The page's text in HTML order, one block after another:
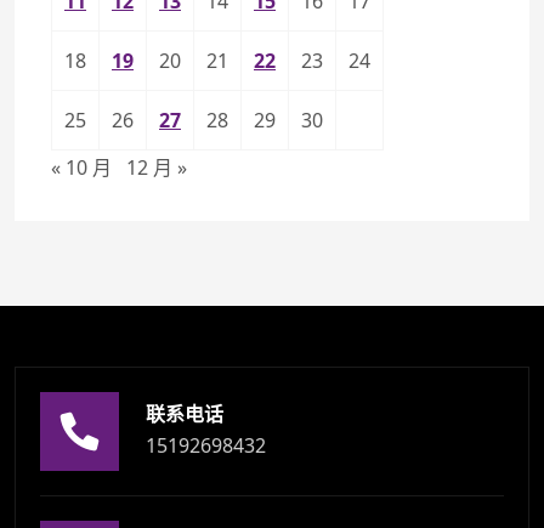
18 19 20 21 22 23 24
25 26 27 28 29
30
« 10 月
12 月 »
联系电话
15192698432